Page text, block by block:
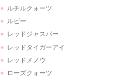
ルチルクォーツ
ルビー
レッドジャスパー
レッドタイガーアイ
レッドメノウ
ローズクォーツ